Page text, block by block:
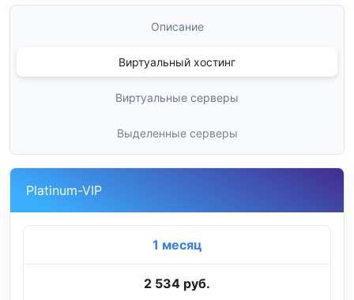
Описание
Виртуальный хостинг
Виртуальные серверы
Выделенные серверы
Platinum-VIP
1 месяц
2 534 руб.